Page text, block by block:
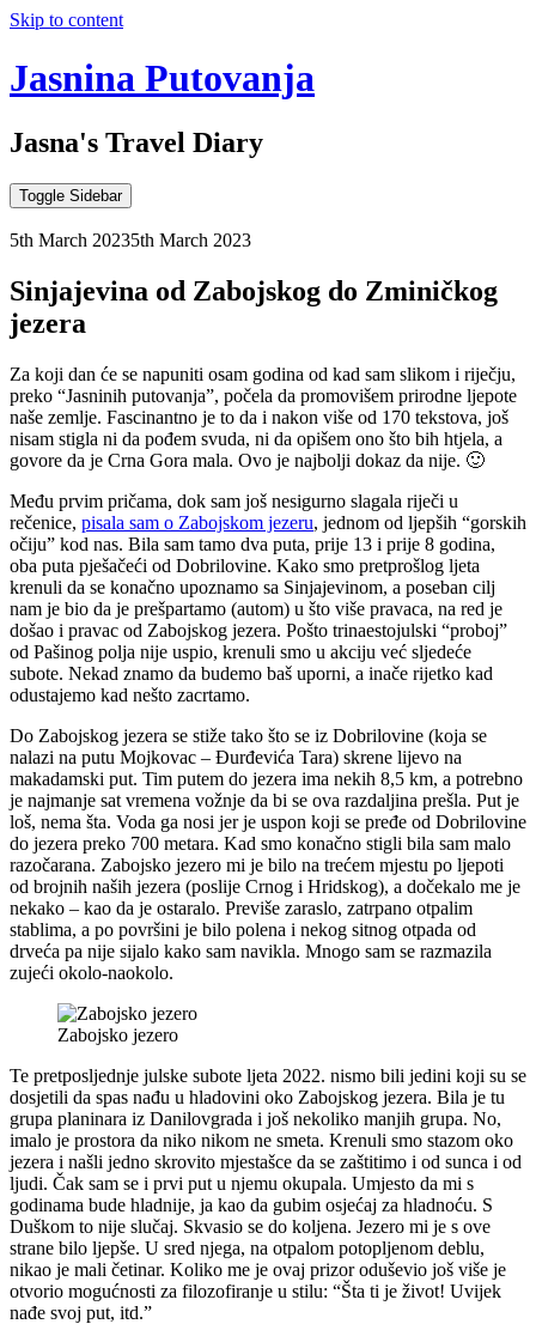
Skip to content
Jasnina Putovanja
Jasna's Travel Diary
Toggle Sidebar
5th March 20235th March 2023
Sinjajevina od Zabojskog do Zminičkog
jezera
Za koji dan će se napuniti osam godina od kad sam slikom i riječju,
preko “Jasninih putovanja”, počela da promovišem prirodne ljepote
naše zemlje. Fascinantno je to da i nakon više od 170 tekstova, još
nisam stigla ni da pođem svuda, ni da opišem ono što bih htjela, a
govore da je Crna Gora mala. Ovo je najbolji dokaz da nije. 🙂
Među prvim pričama, dok sam još nesigurno slagala riječi u
rečenice, pisala sam o Zabojskom jezeru, jednom od ljepših “gorskih
očiju” kod nas. Bila sam tamo dva puta, prije 13 i prije 8 godina,
oba puta pješačeći od Dobrilovine. Kako smo pretprošlog ljeta
krenuli da se konačno upoznamo sa Sinjajevinom, a poseban cilj
nam je bio da je prešpartamo (autom) u što više pravaca, na red je
došao i pravac od Zabojskog jezera. Pošto trinaestojulski “proboj”
od Pašinog polja nije uspio, krenuli smo u akciju već sljedeće
subote. Nekad znamo da budemo baš uporni, a inače rijetko kad
odustajemo kad nešto zacrtamo.
Do Zabojskog jezera se stiže tako što se iz Dobrilovine (koja se
nalazi na putu Mojkovac – Đurđevića Tara) skrene lijevo na
makadamski put. Tim putem do jezera ima nekih 8,5 km, a potrebno
je najmanje sat vremena vožnje da bi se ova razdaljina prešla. Put je
loš, nema šta. Voda ga nosi jer je uspon koji se pređe od Dobrilovine
do jezera preko 700 metara. Kad smo konačno stigli bila sam malo
razočarana. Zabojsko jezero mi je bilo na trećem mjestu po ljepoti
od brojnih naših jezera (poslije Crnog i Hridskog), a dočekalo me je
nekako – kao da je ostaralo. Previše zaraslo, zatrpano otpalim
stablima, a po površini je bilo polena i nekog sitnog otpada od
drveća pa nije sijalo kako sam navikla. Mnogo sam se razmazila
zujeći okolo-naokolo.
Zabojsko jezero
Te pretposljednje julske subote ljeta 2022. nismo bili jedini koji su se
dosjetili da spas nađu u hladovini oko Zabojskog jezera. Bila je tu
grupa planinara iz Danilovgrada i još nekoliko manjih grupa. No,
imalo je prostora da niko nikom ne smeta. Krenuli smo stazom oko
jezera i našli jedno skrovito mjestašce da se zaštitimo i od sunca i od
ljudi. Čak sam se i prvi put u njemu okupala. Umjesto da mi s
godinama bude hladnije, ja kao da gubim osjećaj za hladnoću. S
Duškom to nije slučaj. Skvasio se do koljena. Jezero mi je s ove
strane bilo ljepše. U sred njega, na otpalom potopljenom deblu,
nikao je mali četinar. Koliko me je ovaj prizor oduševio još više je
otvorio mogućnosti za filozofiranje u stilu: “Šta ti je život! Uvijek
nađe svoj put, itd.”